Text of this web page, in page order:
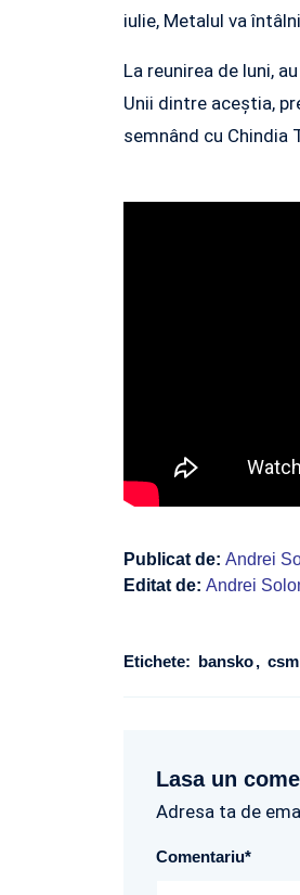
iulie, Metalul va
La reunirea de luni,
Unii dintre aceștia,
semnând cu Chindia
Publicat de: Andrei
Editat de: Andrei
Etichete: bansko
Lasa un
Adresa ta de
Comentariu*